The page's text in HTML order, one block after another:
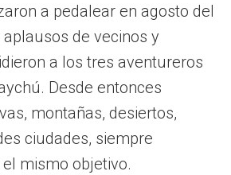
a pedalear en agosto del
de vecinos y
a los tres aventureros
Desde entonces
montañas, desiertos,
ciudades, siempre
mismo objetivo.